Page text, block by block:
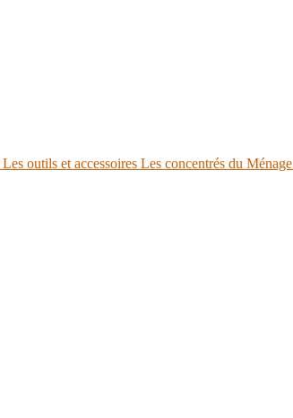
Les outils et accessoires Les concentrés du Ménage